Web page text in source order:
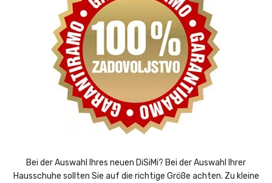
Bei der Auswahl Ihres neuen DiSiMi? Bei der Auswahl Ihrer
Hausschuhe sollten Sie auf die richtige Größe achten. Zu kleine